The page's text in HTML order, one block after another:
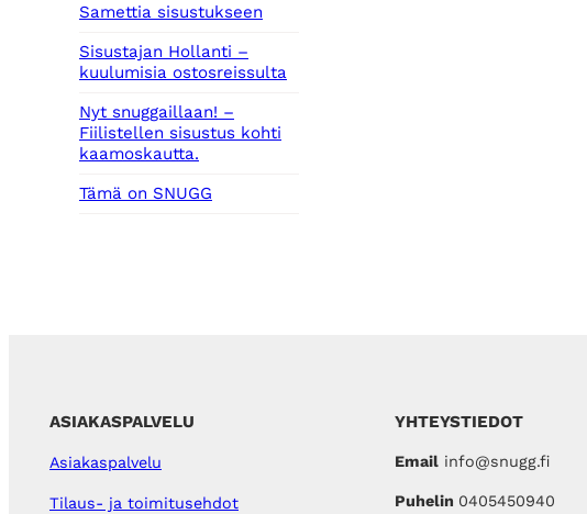
Samettia sisustukseen
Sisustajan Hollanti –
kuulumisia ostosreissulta
Nyt snuggaillaan! –
Fiilistellen sisustus kohti
kaamoskautta.
Tämä on SNUGG
ASIAKASPALVELU
Asiakaspalvelu
Tilaus- ja toimitusehdot
YHTEYSTIEDOT
Emailinfo@snugg.fi
Puhelin 0405450940